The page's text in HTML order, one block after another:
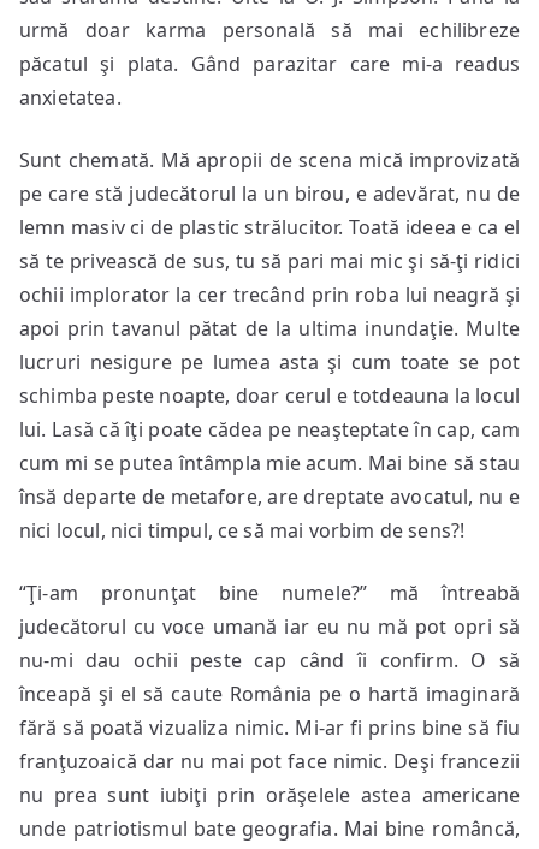
urmă doar karma personală să mai echilibreze
păcatul şi plata. Gând parazitar care mi-a readus
anxietatea.
Sunt chemată. Mă apropii de scena mică improvizată
pe care stă judecătorul la un birou, e adevărat, nu de
lemn masiv ci de plastic strălucitor. Toată ideea e ca el
să te privească de sus, tu să pari mai mic şi să-ţi ridici
ochii implorator la cer trecând prin roba lui neagră şi
apoi prin tavanul pătat de la ultima inundaţie. Multe
lucruri nesigure pe lumea asta şi cum toate se pot
schimba peste noapte, doar cerul e totdeauna la locul
lui. Lasă că îţi poate cădea pe neaşteptate în cap, cam
cum mi se putea întâmpla mie acum. Mai bine să stau
însă departe de metafore, are dreptate avocatul, nu e
nici locul, nici timpul, ce să mai vorbim de sens?!
“Ţi-am pronunţat bine numele?” mă întreabă
judecătorul cu voce umană iar eu nu mă pot opri să
nu-mi dau ochii peste cap când îi confirm. O să
înceapă şi el să caute România pe o hartă imaginară
fără să poată vizualiza nimic. Mi-ar fi prins bine să fiu
franţuzoaică dar nu mai pot face nimic. Deşi francezii
nu prea sunt iubiţi prin orăşelele astea americane
unde patriotismul bate geografia. Mai bine româncă,